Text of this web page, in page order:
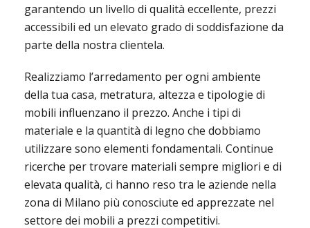
garantendo un livello di qualità eccellente, prezzi
accessibili ed un elevato grado di soddisfazione da
parte della nostra clientela.
Realizziamo l’arredamento per ogni ambiente
della tua casa, metratura, altezza e tipologie di
mobili influenzano il prezzo. Anche i tipi di
materiale e la quantità di legno che dobbiamo
utilizzare sono elementi fondamentali. Continue
ricerche per trovare materiali sempre migliori e di
elevata qualità, ci hanno reso tra le aziende nella
zona di Milano più conosciute ed apprezzate nel
settore dei mobili a prezzi competitivi.